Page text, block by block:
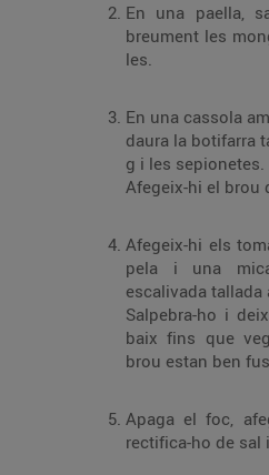
En una paella,
breument les
les.
En una cassola
daura la botifarra
g i les sepionetes.
Afegeix-hi el brou
Afegeix-hi els
pela i una
escalivada tallada
Salpebra-ho i
baix fins que
brou estan ben
Apaga el foc,
rectifica-ho de sal